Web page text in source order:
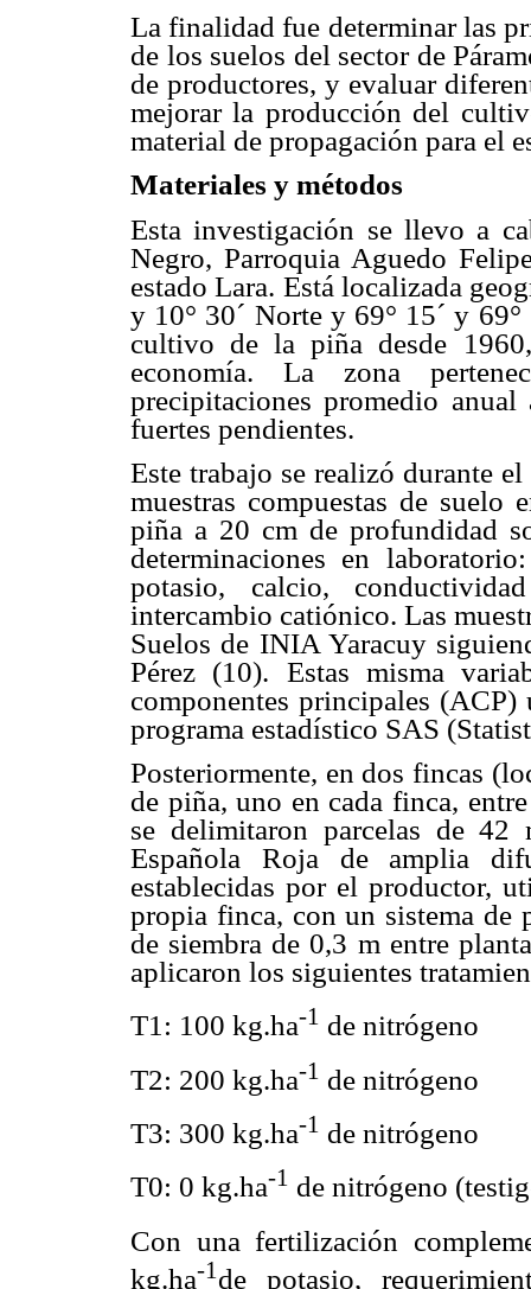
La finalidad fue determinar las
de los suelos del sector de
de productores, y evaluar
mejorar la producción del
material de propagación para el
Materiales y métodos
Esta investigación se llevo a
Negro, Parroquia Aguedo
estado Lara. Está localizada
y 10° 30´ Norte y 69° 15´ y
cultivo de la piña desde
economía. La zona
precipitaciones promedio
fuertes pendientes.
Este trabajo se realizó durante
muestras compuestas de
piña a 20 cm de profundidad
determinaciones en
potasio, calcio,
intercambio catiónico. Las
Suelos de INIA Yaracuy
Pérez (10). Estas misma
componentes principales
programa estadístico SAS
Posteriormente, en dos fincas
de piña, uno en cada finca,
se delimitaron parcelas de
Española Roja de amplia
establecidas por el productor,
propia finca, con un sistema de
de siembra de 0,3 m entre
aplicaron los siguientes
T1: 100 kg.ha-1 de nitrógeno
T2: 200 kg.ha-1 de nitrógeno
T3: 300 kg.ha-1 de nitrógeno
T0: 0 kg.ha-1 de nitrógeno
Con una fertilización
kg.ha-1 de potasio,